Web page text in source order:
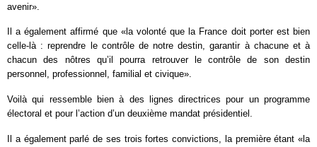
avenir»
Il a également affirmé que «la volonté que la France doit porter est bien
celle-là : reprendre le contrôle de notre destin, garantir à chacune et à
chacun des nôtres qu’il pourra retrouver le contrôle de son destin
personnel, professionnel, familial et civique».
Voilà qui ressemble bien à des lignes directrices pour un programme
électoral et pour l’action d’un deuxième mandat présidentiel.
Il a également parlé de ses trois fortes convictions, la première étant « la